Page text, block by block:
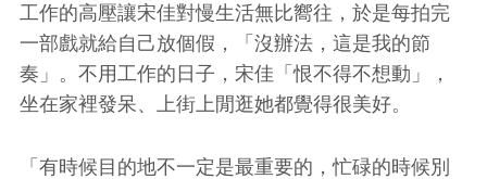
工作的高壓讓宋佳對慢生活無比嚮往，於是每拍完
一部戲就給自己放個假，「沒辦法，這是我的節
奏」。不用工作的日子，宋佳「恨不得不想動」，
坐在家裡發呆、上街上閒逛她都覺得很美好。
「有時候目的地不一定是最重要的，忙碌的時候別